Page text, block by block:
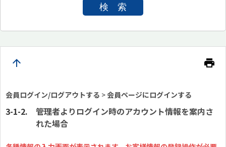
検 索
arrow_upward print
会員ログイン/ログアウトする >会員ページにログインする
管理者よりログイン時のアカウント情報を案内さ
れた場合